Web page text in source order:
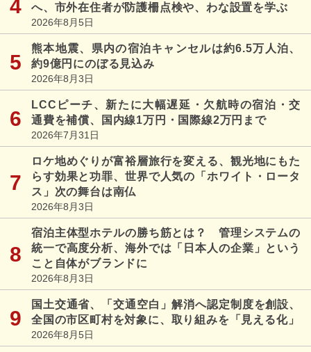
へ、市外在住者が防護柵点検や、わな設置を学ぶ
2026年8月5日
熊本地震、県内の宿泊キャンセルは約6.5万人泊、
約9億円にのぼる見込み
2026年8月3日
LCCピーチ、新たに大幅遅延・欠航時の宿泊・交
通費を補償、国内線1万円・国際線2万円まで
2026年7月31日
ロケ地めぐりが富裕層旅行を変える、観光地にもた
らす効果と功罪、世界で人気の「ホワイト・ロータ
ス」次の舞台は南仏
2026年8月3日
宿泊主体型ホテルの勝ち筋とは？ 管理システムの
統一で高度分析、海外では「日本人の企業」という
こと自体がブランドに
2026年8月3日
国土交通省、「交通空白」解消へ認定制度を創設、
全国の市区町村を対象に、取り組みを「見える化」
2026年8月5日